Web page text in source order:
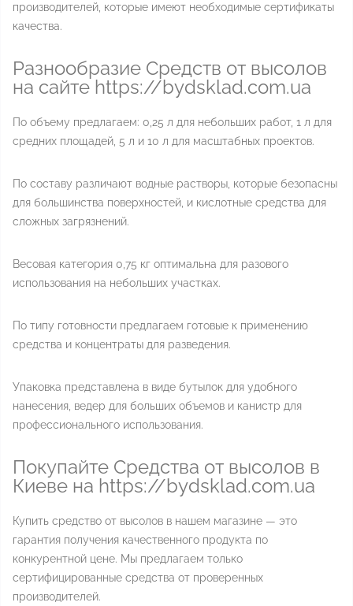
производителей, которые имеют необходимые сертификаты
качества.
Разнообразие Средств от высолов
на сайте https://bydsklad.com.ua
По объему предлагаем: 0,25 л для небольших работ, 1 л для
средних площадей, 5 л и 10 л для масштабных проектов.
По составу различают водные растворы, которые безопасны
для большинства поверхностей, и кислотные средства для
сложных загрязнений.
Весовая категория 0,75 кг оптимальна для разового
использования на небольших участках.
По типу готовности предлагаем готовые к применению
средства и концентраты для разведения.
Упаковка представлена в виде бутылок для удобного
нанесения, ведер для больших объемов и канистр для
профессионального использования.
Покупайте Средства от высолов в
Киеве на https://bydsklad.com.ua
Купить средство от высолов в нашем магазине — это
гарантия получения качественного продукта по
конкурентной цене. Мы предлагаем только
сертифицированные средства от проверенных
производителей.